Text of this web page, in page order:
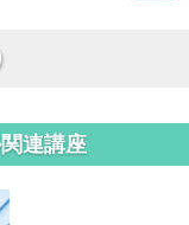
連講座